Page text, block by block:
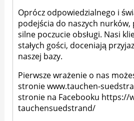
Oprócz odpowiedzialnego i
podejścia do naszych
silne poczucie obsługi. Nasi
stałych gości, doceniają
naszej bazy.
Pierwsze wrażenie o nas
stroniewww.tauchen-
stronie na Facebooku https://
tauchensuedstrand/